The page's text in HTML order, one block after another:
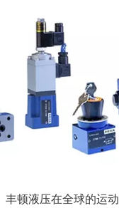
丰顿液压在全球的运动